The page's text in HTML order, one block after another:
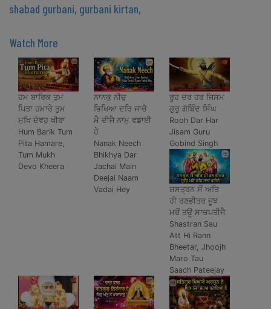
shabad gurbani, gurbani kirtan,
Watch More
ਹਮ ਬਾਰਿਕ ਤੁਮ
ਪਿਤਾ ਹਮਾਰੇ ਤੁਮ
ਮੁਖਿ ਦੇਵਹੁ ਖੀਰਾ
Hum Barik Tum
Pita Hamare,
Tum Mukh
Devo Kheera
ਨਾਨਕੁ ਨੀਚੁ
ਭਿਖਿਆ ਦਰਿ ਜਾਚੈ
ਮੈ ਦੀਜੈ ਨਾਮੁ ਵਡਾਈ
ਹੇ
Nanak Neech
Bhikhya Dar
Jachai Main
Deejai Naam
Vadai Hey
ਰੂਹ ਦਰ ਹਰ ਜਿਸਮ
ਗੁਰੁ ਗੋਬਿੰਦ ਸਿੰਘ
Rooh Dar Har
Jisam Guru
Gobind Singh
ਸ਼ਸਤ੍ਰਨ ਸੋਂ ਅਤਿ
ਹੀ ਰਣਭੀਤਰ ਜੂਝ
ਮਰੋਂ ਤਊ ਸਾਚਪਤੀਜੈ
Shastran Sau
Att Hi Rann
Bheetar, Jhoojh
Maro Tau
Saach Pateejay